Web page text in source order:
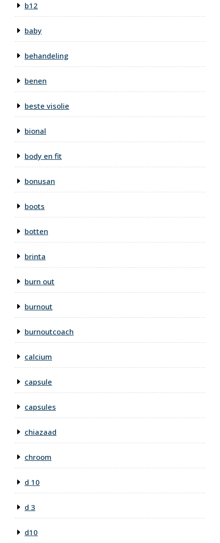
b12
baby
behandeling
benen
beste visolie
bional
body en fit
bonusan
boots
botten
brinta
burn out
burnout
burnoutcoach
calcium
capsule
capsules
chiazaad
chroom
d 10
d 3
d10